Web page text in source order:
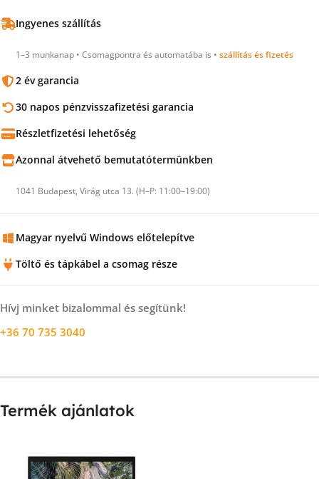
Ingyenes szállítás
1–3 munkanap • Csomagpontra és automatába is • szállítás és fizetés
2 év garancia
30 napos pénzvisszafizetési garancia
Részletfizetési lehetőség
Azonnal átvehető bemutatótermünkben
1041 Budapest, Virág utca 13. (H–P: 11:00–19:00)
Magyar nyelvű Windows előtelepítve
Töltő és tápkábel a csomag része
Hívj minket bizalommal és segítünk!
+36 70 735 3040
Termék ajánlatok